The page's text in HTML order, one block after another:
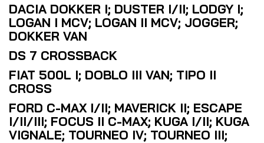
DACIA DOKKER I; DUSTER I/II; LODGY I;
LOGAN I MCV; LOGAN II MCV; JOGGER;
DOKKER VAN
DS 7 CROSSBACK
FIAT 500L I; DOBLO III VAN; TIPO II
CROSS
FORD C-MAX I/II; MAVERICK II; ESCAPE
I/II/III; FOCUS II C-MAX; KUGA I/II; KUGA
VIGNALE; TOURNEO IV; TOURNEO III;